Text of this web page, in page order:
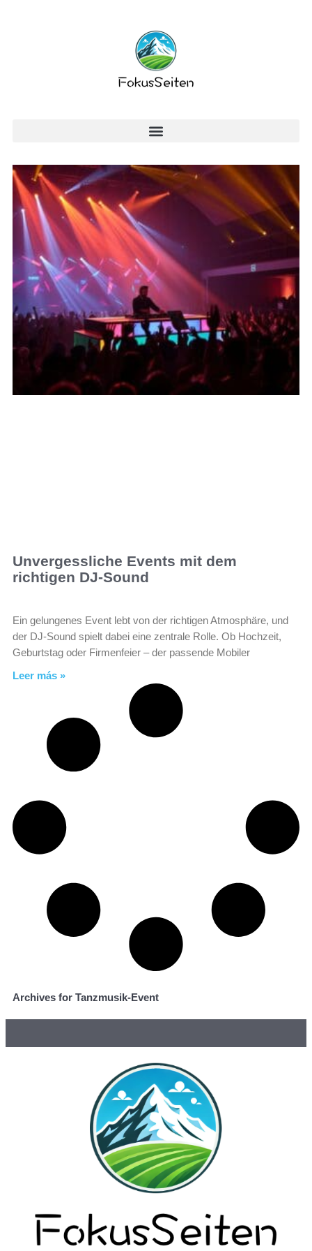
Unvergessliche Events mit dem
richtigen DJ-Sound
Ein gelungenes Event lebt von der richtigen Atmosphäre, und
der DJ-Sound spielt dabei eine zentrale Rolle. Ob Hochzeit,
Geburtstag oder Firmenfeier – der passende Mobiler
Leer más »
Archives for Tanzmusik-Event